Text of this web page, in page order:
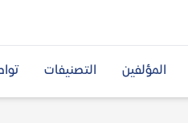
المؤلفين التصنيفات